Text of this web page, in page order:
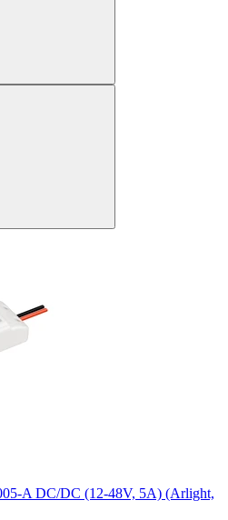
A DC/DC (12-48V, 5A) (Arlight,